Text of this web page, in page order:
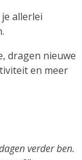
allerlei
dragen nieuwe
en meer
verder ben.